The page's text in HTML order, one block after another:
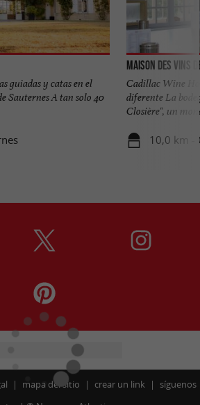
guiadas y catas en el
Sauternes A tan solo 40
Maison des Vins
Cadillac Wine
diferente La
Closière", un
10,0 km -
mapa del sitio crear un link
síguenos